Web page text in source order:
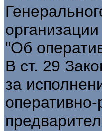
"Об
В ст. 29
за